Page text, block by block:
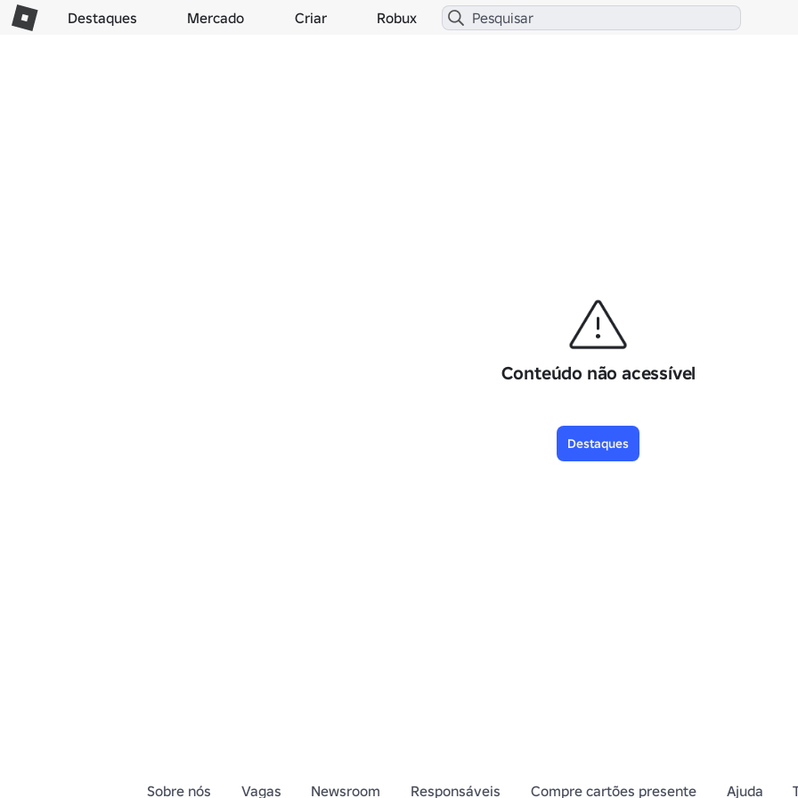
Destaques Mercado Criar Robux
Conteúdo não acessível
Destaques
Sobre nós Vagas Newsroom Responsáveis Compre cartões presente Ajuda